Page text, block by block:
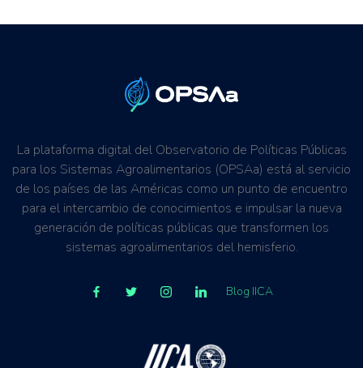
La plataforma digital del Observatorio de Políticas Públicas
para los Sistemas Agroalimentarios (OPSAa) está al servicio
de los países de las Américas como un punto de encuentro
para el intercambio de conocimientos e impulsar la nueva
generación de políticas públicas que transformen los
sistemas agroalimentarios del hemisferio.
Blog IICA